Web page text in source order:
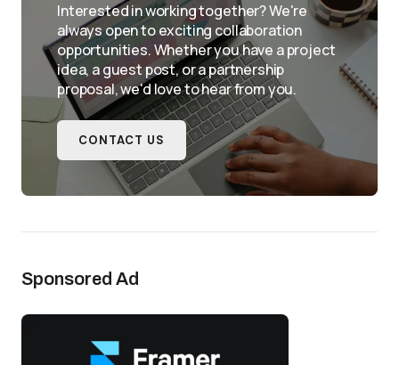
Interested in working together? We're
always open to exciting collaboration
opportunities. Whether you have a project
idea, a guest post, or a partnership
proposal, we'd love to hear from you.
CONTACT US
Sponsored Ad